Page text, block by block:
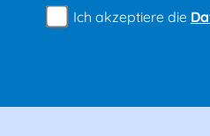
Ich akzeptiere die